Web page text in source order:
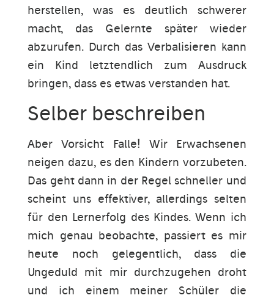
herstellen, was es deutlich schwerer
macht, das Gelernte später wieder
abzurufen. Durch das Verbalisieren kann
ein Kind letztendlich zum Ausdruck
bringen, dass es etwas verstanden hat.
Selber beschreiben
Aber Vorsicht Falle! Wir Erwachsenen
neigen dazu, es den Kindern vorzubeten.
Das geht dann in der Regel schneller und
scheint uns effektiver, allerdings selten
für den Lernerfolg des Kindes. Wenn ich
mich genau beobachte, passiert es mir
heute noch gelegentlich, dass die
Ungeduld mit mir durchzugehen droht
und ich einem meiner Schüler die